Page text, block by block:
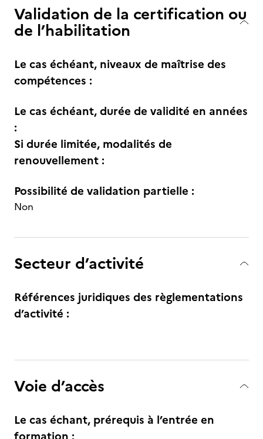
Validation de la certification ou
de l’habilitation
Le cas échéant, niveaux de maîtrise des
compétences :
Le cas échéant, durée de validité en années
:
Si durée limitée, modalités de
renouvellement :
Possibilité de validation partielle :
Non
Secteur d’activité
Références juridiques des règlementations
d’activité :
Voie d’accès
Le cas échant, prérequis à l’entrée en